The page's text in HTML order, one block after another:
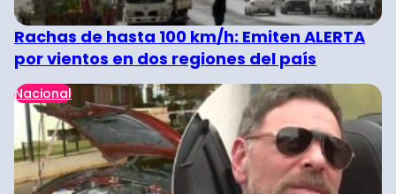
Rachas de hasta 100 km/h: Emiten ALERTA
por vientos en dos regiones del país
Nacional